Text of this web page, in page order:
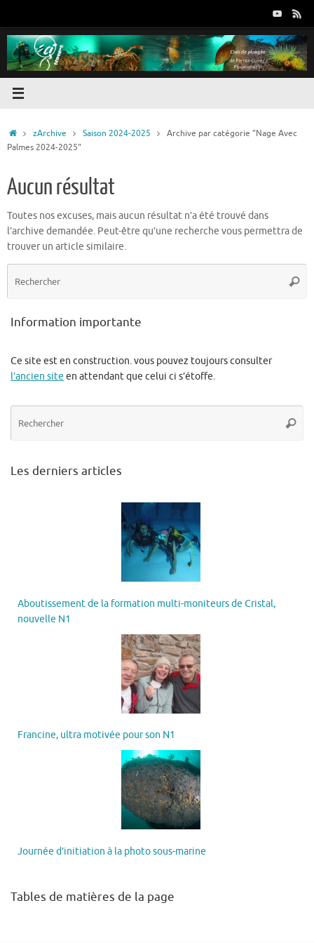
contenu
Accueil
zArchive Saison 2024-2025
Archive par catégorie "Nage Avec
Palmes 2024-2025"
Aucun résultat
Toutes nos excuses, mais aucun résultat n’a été trouvé dans
l’archive demandée. Peut-être qu’une recherche vous permettra de
trouver un article similaire.
Information importante
Ce site est en construction. vous pouvez toujours consulter
l’ancien site en attendant que celui ci s’étoffe.
Les derniers articles
Aboutissement de la formation multi-moniteurs de Cristal,
nouvelle N1
Francine, ultra motivée pour son N1
Journée d’initiation à la photo sous-marine
Tables de matières de la page